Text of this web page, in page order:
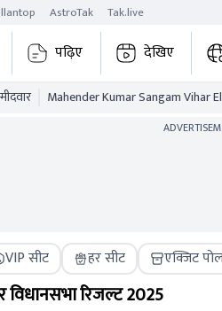
AstroTak Tak.live
पढ़िए देखिए
Mahender Kumar Sangam Vihar
VIP सीट हर सीट एक्जिट
विधानसभा रिजल्ट2025